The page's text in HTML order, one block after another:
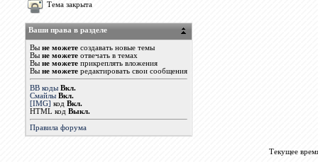
Тема закрыта
Ваши права в разделе
Вы не можетесоздавать новые темы
Вы не можетеотвечать в темах
Вы не можетеприкреплять вложения
Вы не можетередактировать свои сообщения
BB коды Вкл.
Смайлы Вкл.
[IMG] код Вкл.
HTML код Выкл.
Правила форума
Текущее